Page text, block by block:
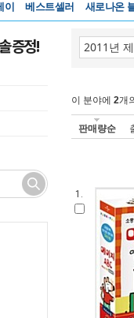
이 베스트셀러 새로나온
증정!
이 분야에 2개
판매량순
1.